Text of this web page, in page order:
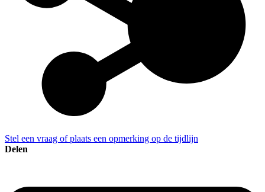
Stel een vraag of plaats een opmerking op de tijdlijn
Delen